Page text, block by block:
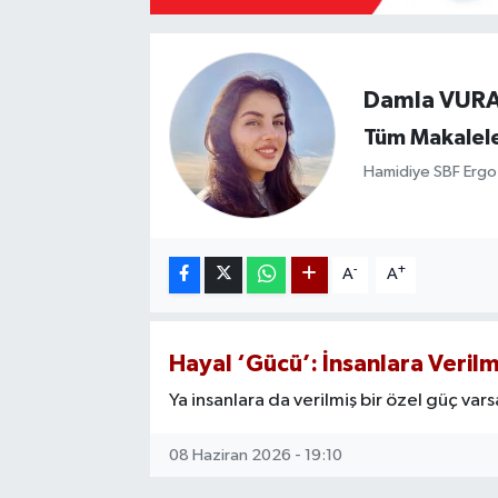
Damla
Tüm
Hamidiye SBF
A- A+
Hayal ‘Gücü’: İnsanlara
Ya insanlara da verilmiş bir özel güç
08 Haziran 2026 - 19:10